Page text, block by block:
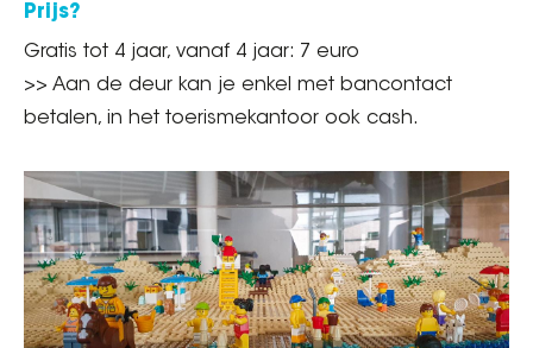
Prijs?
Gratis tot 4 jaar, vanaf 4 jaar: 7 euro
>> Aan de deur kan je enkel met bancontact
betalen, in het toerismekantoor ook cash.